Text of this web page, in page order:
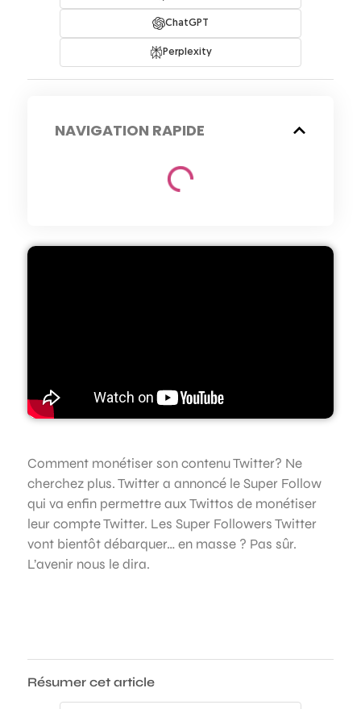
ChatGPT
Perplexity
NAVIGATION RAPIDE
Comment monétiser son contenu Twitter? Ne
cherchez plus. Twitter a annoncé le Super Follow
qui va enfin permettre aux Twittos de monétiser
leur compte Twitter. Les Super Followers Twitter
vont bientôt débarquer… en masse ? Pas sûr.
L’avenir nous le dira.
Résumer cet article